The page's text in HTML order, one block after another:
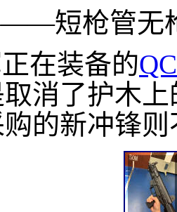
短枪管无
在装备的
消了护木
的新冲锋